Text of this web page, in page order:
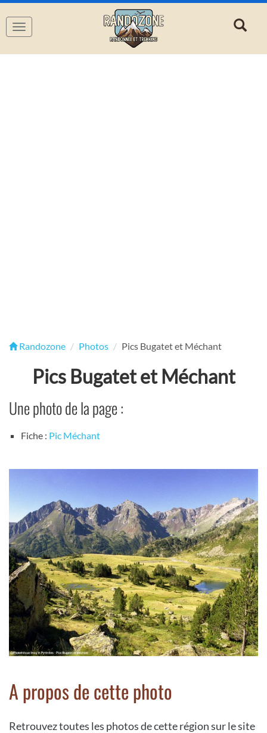
Navigation
Randozone Photos Pics Bugatet et Méchant
Pics Bugatet et Méchant
Une photo de la page :
Fiche : Pic Méchant
A propos de cette photo
Retrouvez toutes les photos de cette région sur le site